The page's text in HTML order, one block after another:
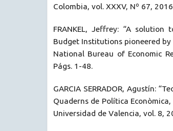
Colombia, vol. XXXV, Nº 67,
FRANKEL, Jeffrey: “A
Budget Institutions pioneered by
National Bureau of Economic
Págs. 1-48.
GARCIA SERRADOR, Agustín:
Quaderns de Política
Universidad de Valencia, vol. 8,